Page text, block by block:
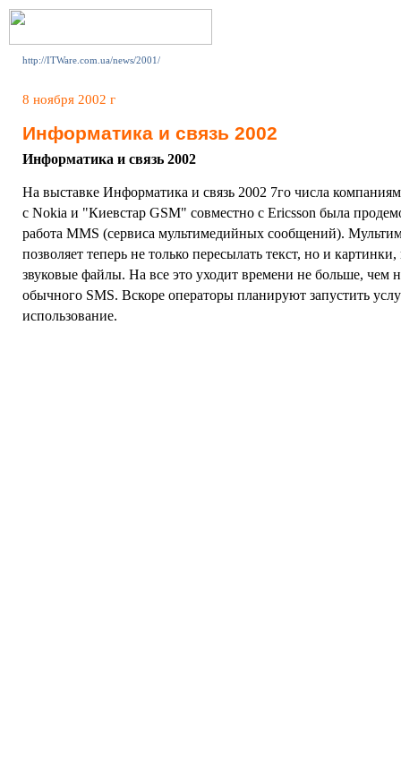
http://ITWare.com.ua/news/2001/
8 ноября 2002 г
Информатика и связь 2002
Информатика и связь 2002
На выставке Информатика и связь 2002 7го числа
с Nokia и "Киевстар GSM" совместно с Ericsson была
работа MMS (сервиса мультимедийных сообщений).
позволяет теперь не только пересылать текст, но и
звуковые файлы. На все это уходит времени не больше, чем
обычного SMS. Вскоре операторы планируют запустить
использование.